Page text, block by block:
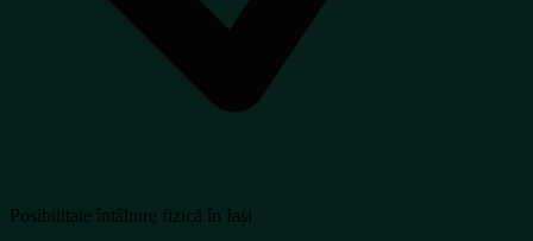
Posibilitate întâlnire fizică în Iași